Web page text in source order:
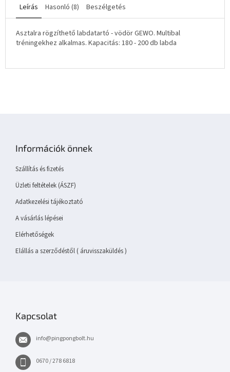
Leírás Hasonló (8) Beszélgetés
Asztalra rögzíthető labdatartó - vödör GEWO. Multibal
tréningekhez alkalmas. Kapacitás: 180 - 200 db labda
Információk önnek
Szállítás és fizetés
Üzleti feltételek (ÁSZF)
Adatkezelési tájékoztató
A vásárlás lépései
Elérhetőségek
Elállás a szerződéstől ( áruvisszaküldés )
Kapcsolat
info@pingpongbolt.hu
0670 / 278 6818